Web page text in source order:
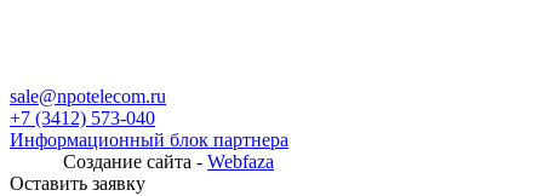
sale@npotelecom.ru
+7 (3412) 573-040
Информационный блок партнера
Создание сайта - Webfaza
Оставить заявку